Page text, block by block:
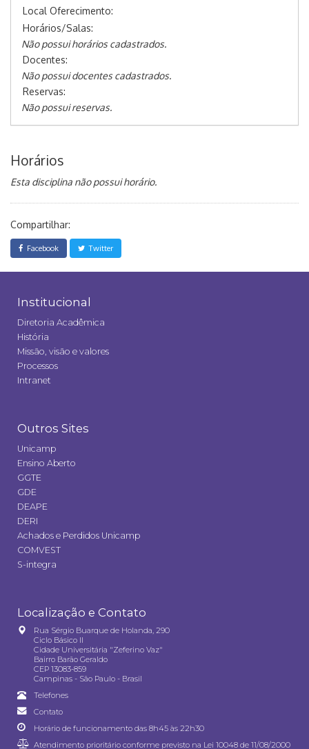
Local Oferecimento:
Horários/Salas:
Não possui horários cadastrados.
Docentes:
Não possui docentes cadastrados.
Reservas:
Não possui reservas.
Horários
Esta disciplina não possui horário.
Compartilhar:
Facebook Twitter
Institucional
Diretoria Acadêmica
História
Missão, visão e valores
Processos
Intranet
Outros Sites
Unicamp
Ensino Aberto
GGTE
GDE
DEAPE
DERI
Achados e Perdidos Unicamp
COMVEST
S-integra
Localização e Contato
Rua Sérgio Buarque de Holanda, 290
Ciclo Básico II
Cidade Universitária "Zeferino Vaz"
Bairro Barão Geraldo
CEP 13083-859
Campinas - São Paulo - Brasil
Telefones
Contato
Horário de funcionamento das 8h45 às 22h30
Atendimento prioritário conforme previsto na Lei 10048 de 11/08/2000